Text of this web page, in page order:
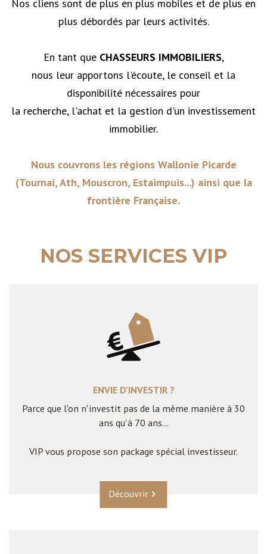
NOS SERVICES VIP
Nos cliens sont de plus en plus mobiles et de plus en
plus débordés par leurs activités.
En tant queCHASSEURS IMMOBILIERS,
nous leur apportons l'écoute, le conseil et la
disponibilité nécessaires pour
la recherche, l'achat et la gestion d'un investissement
immobilier.
Nous couvrons les régions Wallonie Picarde
(Tournai, Ath, Mouscron, Estaimpuis...) ainsi que la
frontière Française.
ENVIE D'INVESTIR ?
Parce que l'on n'investit pas de la même manière à 30
ans qu'à 70 ans...
VIP vous propose son package spécial investisseur.
Découvrir